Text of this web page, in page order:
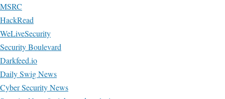
MSRC
HackRead
WeLiveSecurity
Security Boulevard
Darkfeed.io
Daily Swig News
Cyber Security News